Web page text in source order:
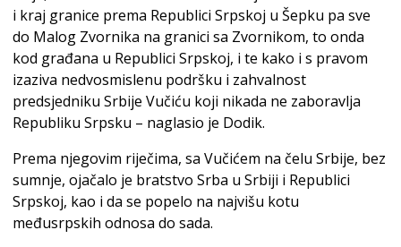
i kraj granice prema Republici Srpskoj u Šepku pa sve
do Malog Zvornika na granici sa Zvornikom, to onda
kod građana u Republici Srpskoj, i te kako i s pravom
izaziva nedvosmislenu podršku i zahvalnost
predsjedniku Srbije Vučiću koji nikada ne zaboravlja
Republiku Srpsku – naglasio je Dodik.
Prema njegovim riječima, sa Vučićem na čelu Srbije, bez
sumnje, ojačalo je bratstvo Srba u Srbiji i Republici
Srpskoj, kao i da se popelo na najvišu kotu
međusrpskih odnosa do sada.